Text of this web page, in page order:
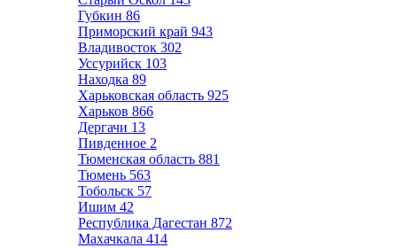
Губкин 86
Приморский край 943
Владивосток 302
Уссурийск 103
Находка 89
Харьковская область 925
Харьков 866
Дергачи 13
Пивденное 2
Тюменская область 881
Тюмень 563
Тобольск 57
Ишим 42
Республика Дагестан 872
Махачкала 414